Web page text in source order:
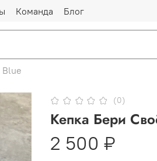
Команда Блог
Blue
(0)
Кепка Бери
2 500 ₽